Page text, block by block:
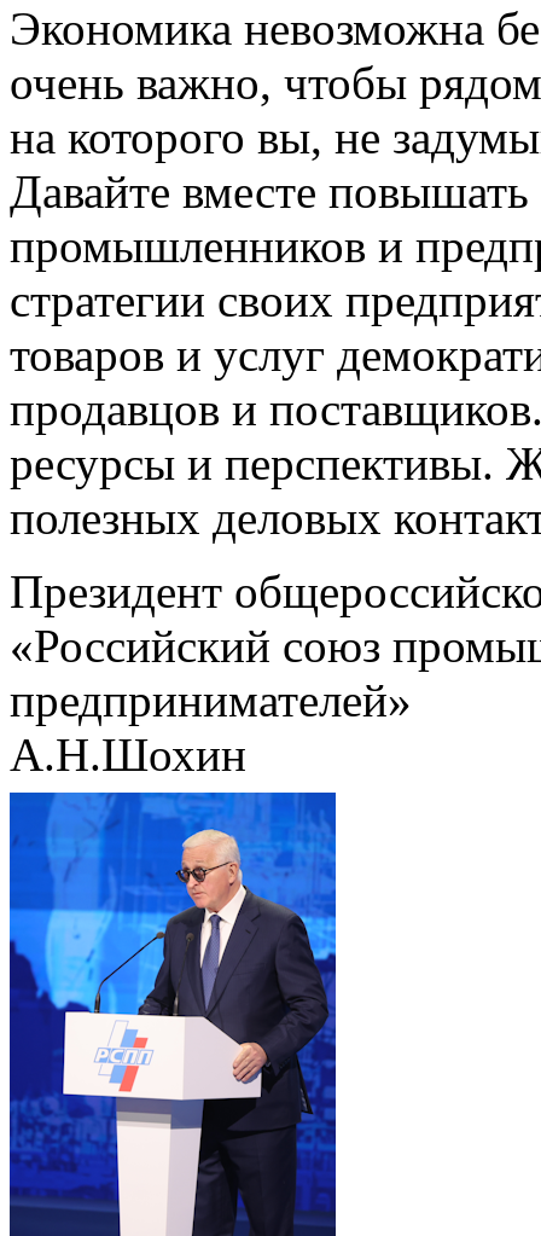
Экономика невозможна
очень важно, чтобы
на которого вы, не
Давайте вместе повышать
промышленников и
стратегии своих
товаров и услуг
продавцов и
ресурсы и перспективы.
полезных деловых
Президент
«Российский союз
предпринимателей»
А.Н.Шохин